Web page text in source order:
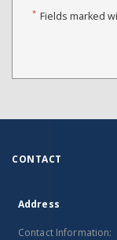
* Fields marked
CONTACT
Address
Contact Information: